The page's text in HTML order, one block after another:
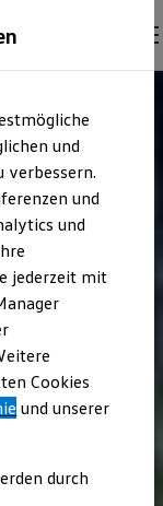
konfigurieren
und
verbessern.
und
und
jederzeit mit
Cookies
und unserer
durch